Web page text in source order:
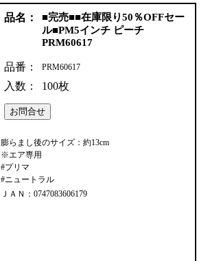
品名：
■完売■■在庫限り50％OFFセー
ル■PM5インチ ピーチ
PRM60617
品番： PRM60617
入数： 100枚
膨らまし後のサイズ：約13cm
※エア専用
#プリマ
#ニュートラル
ＪＡＮ：0747083606179